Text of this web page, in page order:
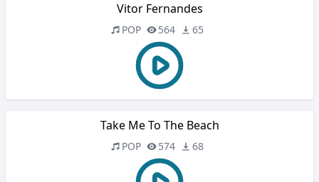
Vitor Fernandes
POP 564 65
Take Me To The Beach
POP 574 68